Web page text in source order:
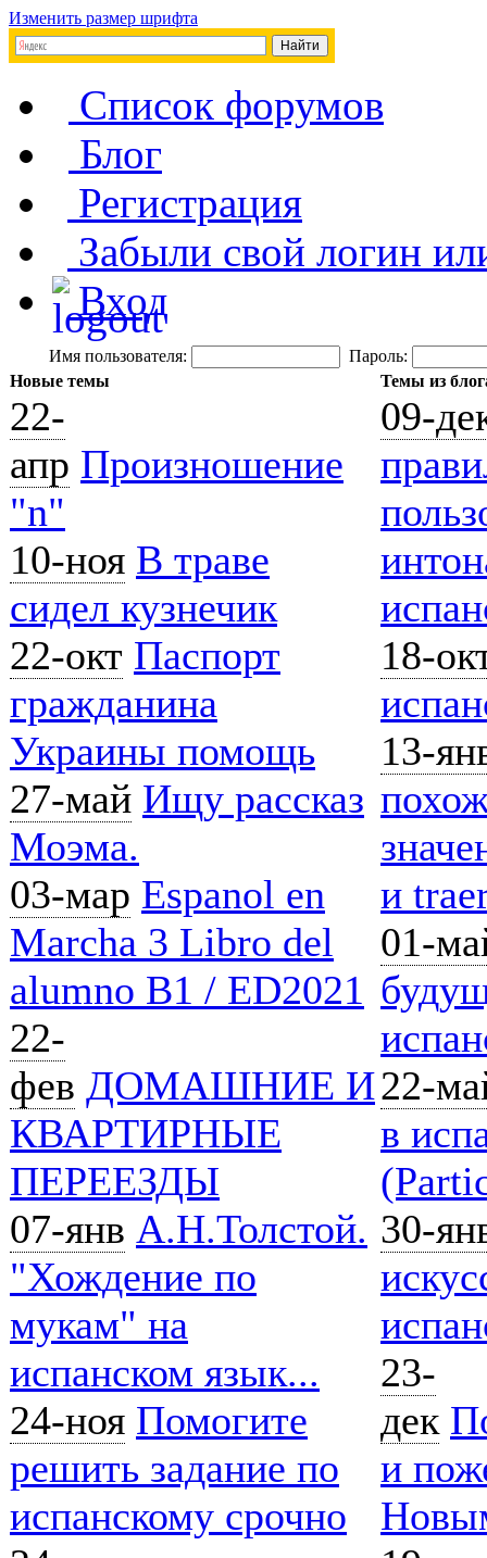
Изменить размер шрифта
Список форумов
Блог
Регистрация
Забыли свой логин
Вход
Имя пользователя:
Пароль:
Новые темы
Темы из
22-
апр Произношение
"n"
10-ноя В траве
сидел кузнечик
22-окт Паспорт
гражданина
Украины помощь
27-май Ищу рассказ
Моэма.
03-мар Espanol en
Marcha 3 Libro del
alumno B1 / ED2021
22-
фев ДОМАШНИЕ И
КВАРТИРНЫЕ
ПЕРЕЕЗДЫ
07-янв А.Н.Толстой.
"Хождение по
мукам" на
испанском язык...
24-ноя Помогите
решить задание по
испанскому срочно
09-
18-
13-
и
01-
22-
в
30-
23-
дек
и